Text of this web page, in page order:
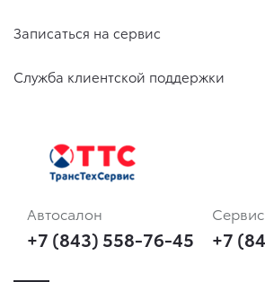
Записаться на сервис
Служба клиентской поддержки
Автосалон
+7 (843) 558-76-45
Сервис
+7